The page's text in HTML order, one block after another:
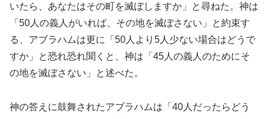
いたら、あなたはその町を滅ぼしますか」と尋ねた。神は
「50人の義人がいれば、その地を滅ぼさない」と約束す
る、アブラハムは更に「50人より5人少ない場合はどうで
すか」と恐れ恐れ聞くと、神は「45人の義人のためにそ
の地を滅ぼさない」と述べた。
神の答えに鼓舞されたアブラハムは「40人だったらどう